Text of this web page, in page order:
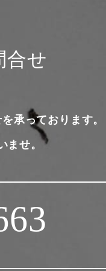
合せ
承っております。
ませ。